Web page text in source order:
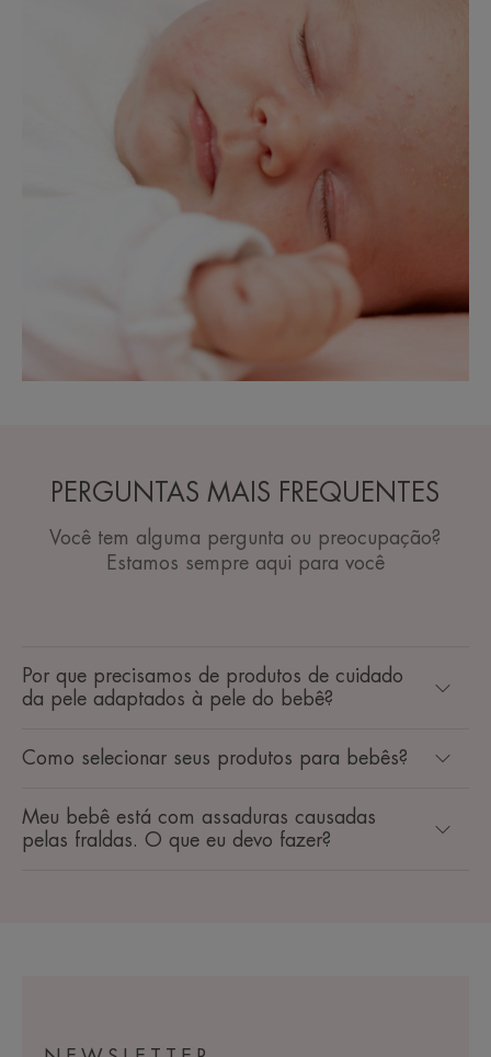
PERGUNTAS MAIS FREQUENTES
Você tem alguma pergunta ou preocupação?
Estamos sempre aqui para você
Por que precisamos de produtos de cuidado
da pele adaptados à pele do bebê?
Como selecionar seus produtos para bebês?
Meu bebê está com assaduras causadas
pelas fraldas. O que eu devo fazer?